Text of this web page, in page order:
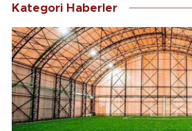
Kategori Haberler